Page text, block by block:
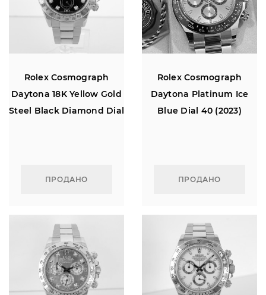
Rolex Cosmograph
Daytona 18K Yellow Gold
Steel Black Diamond Dial
ПРОДАНО
Rolex Cosmograph
Daytona Platinum Ice
Blue Dial 40 (2023)
ПРОДАНО